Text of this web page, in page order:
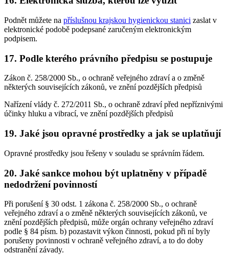
Podnět můžete na příslušnou krajskou hygienickou stanici zaslat v
elektronické podobě podepsané zaručeným elektronickým
podpisem.
17. Podle kterého právního předpisu se postupuje
Zákon č. 258/2000 Sb., o ochraně veřejného zdraví a o změně
některých souvisejících zákonů, ve znění pozdějších předpisů
Nařízení vlády č. 272/2011 Sb., o ochraně zdraví před nepříznivými
účinky hluku a vibrací, ve znění pozdějších předpisů
19. Jaké jsou opravné prostředky a jak se uplatňují
Opravné prostředky jsou řešeny v souladu se správním řádem.
20. Jaké sankce mohou být uplatněny v případě
nedodržení povinností
Při porušení § 30 odst. 1 zákona č. 258/2000 Sb., o ochraně
veřejného zdraví a o změně některých souvisejících zákonů, ve
znění pozdějších předpisů, může orgán ochrany veřejného zdraví
podle § 84 písm. b) pozastavit výkon činnosti, pokud při ní byly
porušeny povinnosti v ochraně veřejného zdraví, a to do doby
odstranění závady.